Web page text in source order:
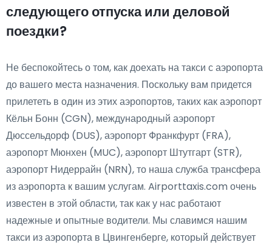
следующего отпуска или деловой
поездки?
Не беспокойтесь о том, как доехать на такси с аэропорта
до вашего места назначения. Поскольку вам придется
прилететь в один из этих аэропортов, таких как аэропорт
Кёльн Бонн (CGN), международный аэропорт
Дюссельдорф (DUS), аэропорт Франкфурт (FRA),
аэропорт Мюнхен (MUC), аэропорт Штутгарт (STR),
аэропорт Нидеррайн (NRN), то наша служба трансфера
из аэропорта к вашим услугам. Airporttaxis.com очень
известен в этой области, так как у нас работают
надежные и опытные водители. Мы славимся нашим
такси из аэропорта в Цвингенберге, который действует